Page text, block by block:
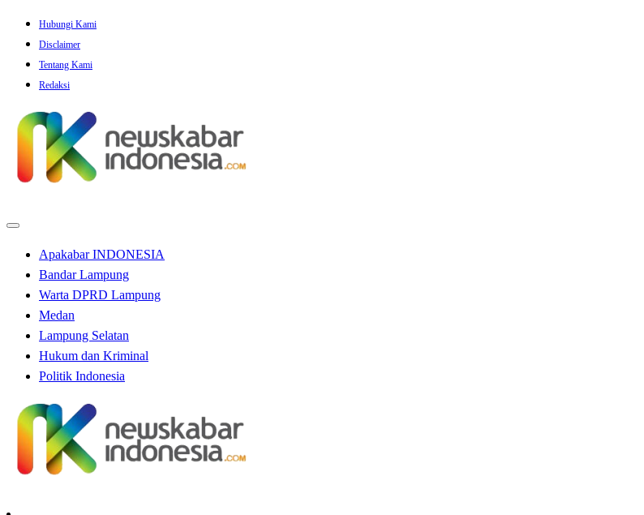
Skip
content
Hubungi Kami
Disclaimer
Tentang Kami
Redaksi
Apakabar INDONESIA
Bandar Lampung
Warta DPRD Lampung
Medan
Lampung Selatan
Hukum dan Kriminal
Politik Indonesia